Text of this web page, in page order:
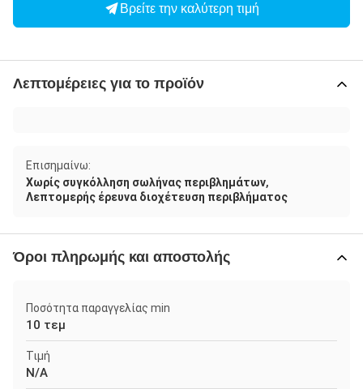
Βρείτε την καλύτερη τιμή
Λεπτομέρειες για το προϊόν
Επισημαίνω:
Χωρίς συγκόλληση σωλήνας περιβλημάτων,
Λεπτομερής έρευνα διοχέτευση περιβλήματος
Όροι πληρωμής και αποστολής
Ποσότητα παραγγελίας min
10 τεμ
Τιμή
N/A